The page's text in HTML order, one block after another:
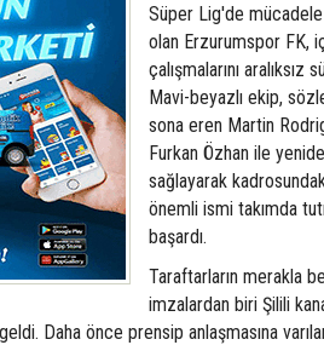
Süper Lig'de
olan Erzurumspor FK,
çalışmalarını aralıksız
Mavi-beyazlı ekip,
sona eren Martin
Furkan Özhan ile
sağlayarak
önemli ismi takımda
başardı.
Taraftarların merakla
imzalardan biri Şilili
Daha önce prensip anlaşmasına